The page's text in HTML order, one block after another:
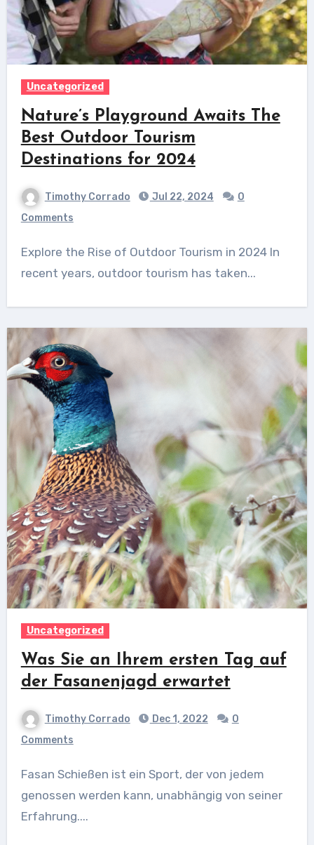
Uncategorized
Nature’s Playground Awaits The
Best Outdoor Tourism
Destinations for 2024
Timothy Corrado Jul 22, 2024
0
Comments
Explore the Rise of Outdoor Tourism in 2024 In
recent years, outdoor tourism has taken...
Uncategorized
Was Sie an Ihrem ersten Tag auf
der Fasanenjagd erwartet
Timothy Corrado Dec 1, 2022
0
Comments
Fasan Schießen ist ein Sport, der von jedem
genossen werden kann, unabhängig von seiner
Erfahrung....